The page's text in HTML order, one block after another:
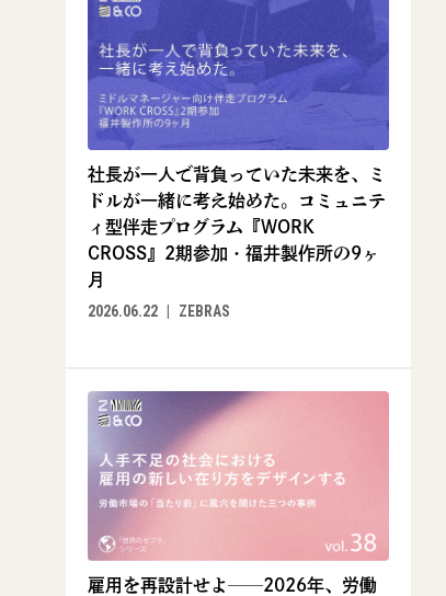
社長が一人で背負っていた未来を、ミ
ドルが一緒に考え始めた。コミュニテ
ィ型伴走プログラム『WORK
CROSS』2期参加・福井製作所の9ヶ
月
2026.06.22
ZEBRAS
雇用を再設計せよ──2026年、労働